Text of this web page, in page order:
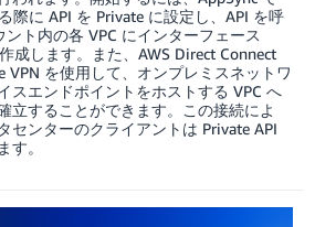
際に API を Private に設定し、API を呼
ト内の各 VPC にインターフェース
成します。また、AWS Direct Connect
VPN を使用して、オンプレミスネットワ
スエンドポイントをホストする VPC へ
立することができます。この接続によ
センターのクライアントは Private API
す。